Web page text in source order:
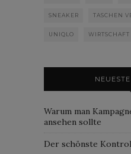
SNEAKER TASCHEN
UNIQLO WIRTSCHAFT
Warum man
ansehen sollte
Der schönste